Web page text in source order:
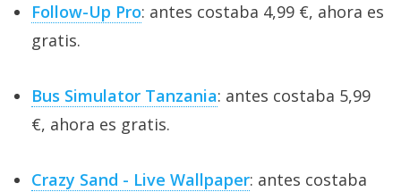
Follow-Up Pro: antes costaba 4,99 €, ahora es
gratis.
Bus Simulator Tanzania: antes costaba 5,99
€, ahora es gratis.
Crazy Sand - Live Wallpaper: antes costaba